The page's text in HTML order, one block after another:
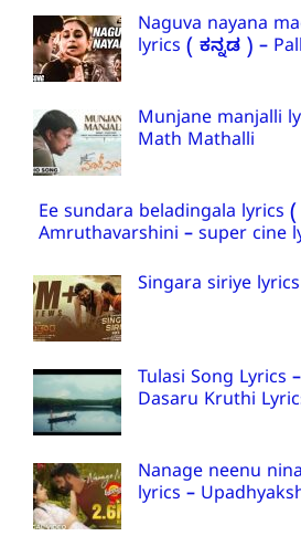
Naguva nayana
lyrics ( ಕನ್ನಡ ) –
Munjane manjalli
Math Mathalli
Ee sundara beladingala lyrics
Amruthavarshini – super cine
Singara siriye
Tulasi Song Lyrics
Dasaru Kruthi
Nanage neenu
lyrics –